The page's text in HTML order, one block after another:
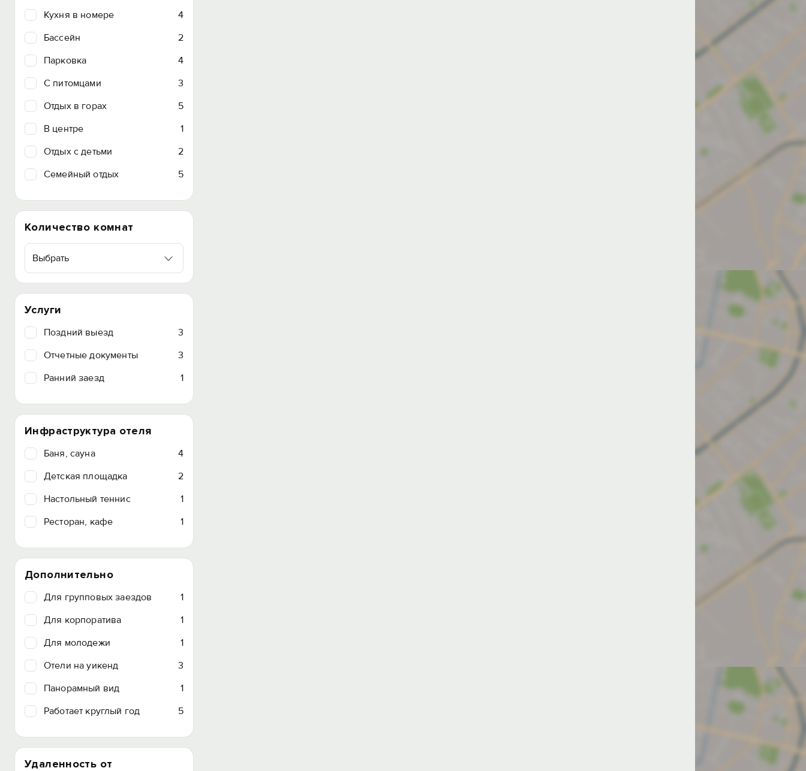
Кухня в номере
4
Бассейн
2
Парковка
4
C питомцами
3
Отдых в горах
5
В центре
1
Отдых с детьми
2
Семейный отдых
5
Количество комнат
Выбрать
Услуги
Поздний выезд
3
Отчетные документы
3
Ранний заезд
1
Инфраструктура отеля
Баня, сауна
4
Детская площадка
2
Настольный теннис
1
Ресторан, кафе
1
Дополнительно
Для групповых заездов
1
Для корпоратива
1
Для молодежи
1
Отели на уикенд
3
Панорамный вид
1
Работает круглый год
5
Удаленность от